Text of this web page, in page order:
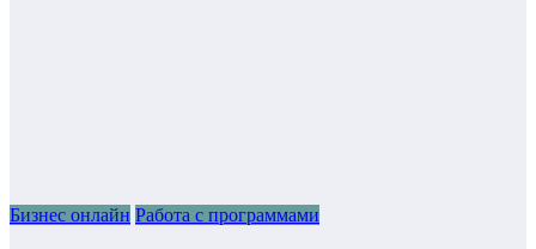
Бизнес онлайн Работа с программами